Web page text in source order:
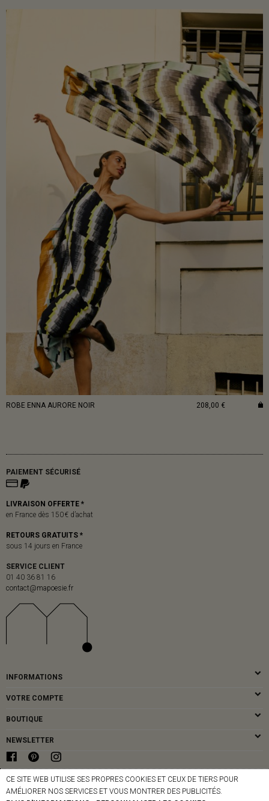
ROBE ENNA AURORE NOIR 208,00 €
PAIEMENT SÉCURISÉ
LIVRAISON OFFERTE *
en France dès 150 € d’achat
RETOURS GRATUITS *
sous 14 jours en France
SERVICE CLIENT
01 40 36 81 16
contact@mapoesie.fr
INFORMATIONS
VOTRE COMPTE
BOUTIQUE
NEWSLETTER
© MAPOÉSIE PARIS - 2026
CE SITE WEB UTILISE SES PROPRES COOKIES ET CEUX DE TIERS POUR
AMÉLIORER NOS SERVICES ET VOUS MONTRER DES PUBLICITÉS.